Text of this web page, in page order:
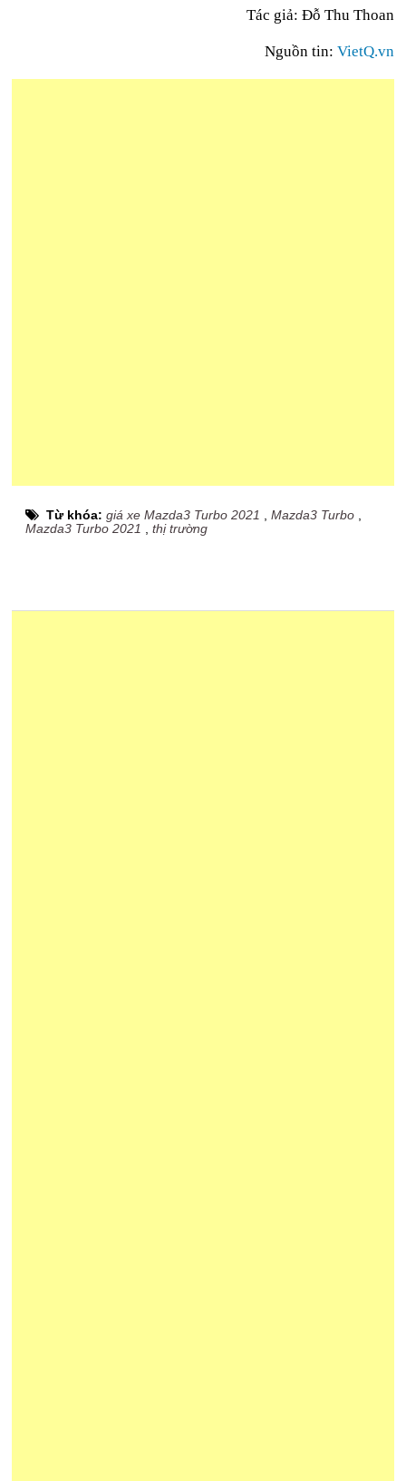
Tác giả: Đỗ Thu Thoan
Nguồn tin: VietQ.vn
Từ khóa:giá xe Mazda3 Turbo 2021 ,Mazda3 Turbo
Mazda3 Turbo 2021
,thị trường